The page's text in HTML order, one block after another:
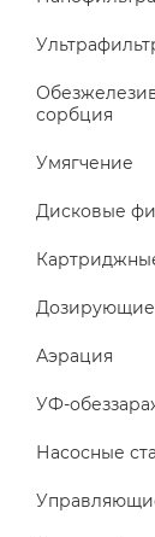
сорбция
Умягчение
Дисковые
Аэрация
УФ-
Насосные